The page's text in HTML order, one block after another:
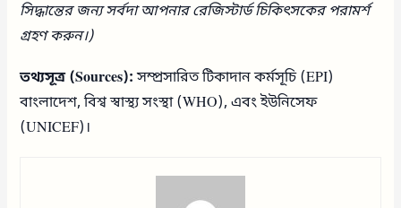
সিদ্ধান্তের জন্য সর্বদা আপনার রেজিস্টার্ড চিকিৎসকের পরামর্শ
গ্রহণ করুন।)
তথ্যসূত্র (Sources):সম্প্রসারিত টিকাদান কর্মসূচি (EPI)
বাংলাদেশ, বিশ্ব স্বাস্থ্য সংস্থা (WHO), এবং ইউনিসেফ
(UNICEF)।